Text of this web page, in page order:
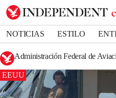
NOTICIAS ESTILO
DEPORTES
Administración Federal de
EEUU